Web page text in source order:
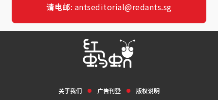
请电邮: antseditorial@redants.sg
关于我们 广告刊登 版权说明